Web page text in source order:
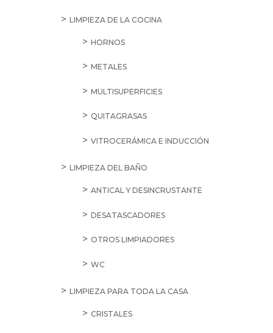
LIMPIEZA DE LA COCINA
HORNOS
METALES
MULTISUPERFICIES
QUITAGRASAS
VITROCERÁMICA E INDUCCIÓN
LIMPIEZA DEL BAÑO
ANTICAL Y DESINCRUSTANTE
DESATASCADORES
OTROS LIMPIADORES
WC
LIMPIEZA PARA TODA LA CASA
CRISTALES